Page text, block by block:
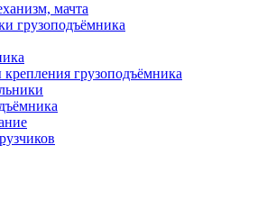
мачта
грузоподъёмника
грузоподъёмника